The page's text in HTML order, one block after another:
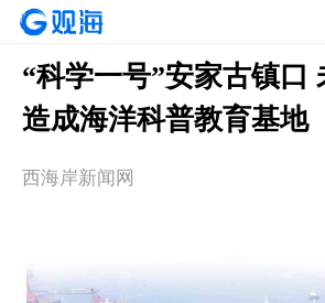
“科学一号”安家古镇口
造成海洋科普教育基地
西海岸新闻网